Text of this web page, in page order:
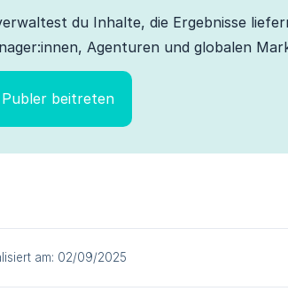
du Inhalte, die Ergebnisse
Agenturen und globalen
beitreten
am: 02/09/2025